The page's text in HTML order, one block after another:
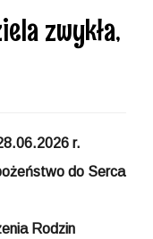
zwykła,
r.
do Serca
Rodzin